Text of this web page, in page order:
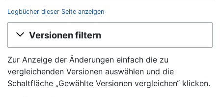
Logbücher dieser Seite anzeigen
Wechseln zu:Navigation,Suche
Versionen filtern
Zur Anzeige der Änderungen einfach die zu
vergleichenden Versionen auswählen und die
Schaltfläche „Gewählte Versionen vergleichen“ klicken.